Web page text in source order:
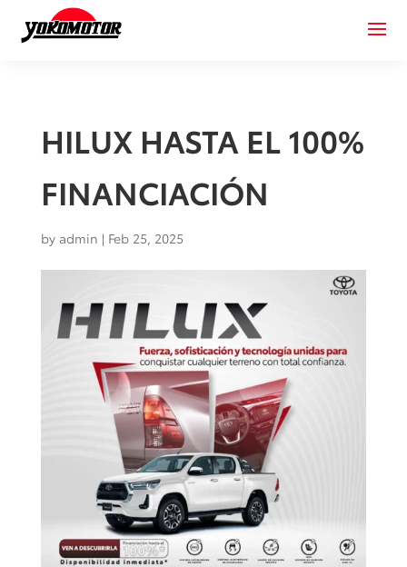
HILUX HASTA EL 100%
FINANCIACIÓN
by admin | Feb 25, 2025